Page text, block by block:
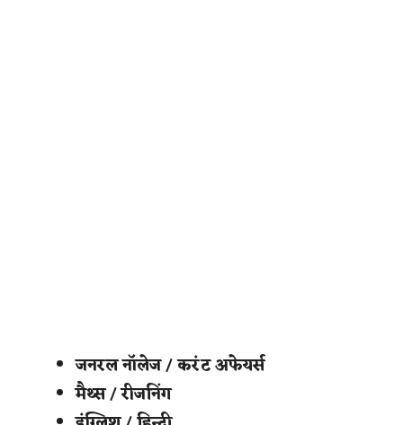
जनरल नॉलेज / करंट अफेयर्स
मैथ्स / रीजनिंग